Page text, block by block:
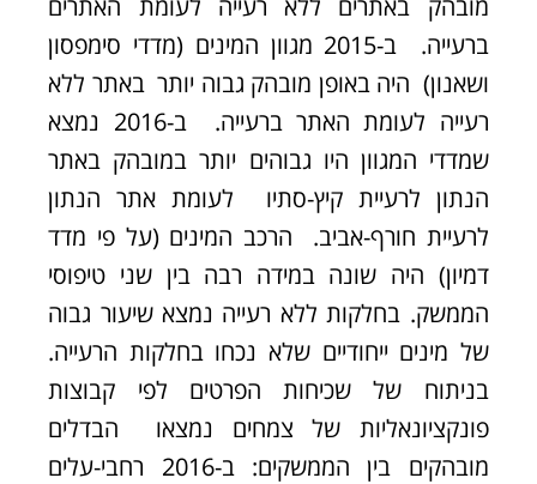
ברעייה. ב-2015 מגוון המינים (מדדי סימפסון
ושאנון) היה באופן מובהק גבוה יותר באתר ללא
רעייה לעומת האתר ברעייה. ב-2016 נמצא
שמדדי המגוון היו גבוהים יותר במובהק באתר
הנתון לרעיית קיץ-סתיו לעומת אתר הנתון
לרעיית חורף-אביב. הרכב המינים (על פי מדד
דמיון) היה שונה במידה רבה בין שני טיפוסי
הממשק. בחלקות ללא רעייה נמצא שיעור גבוה
של מינים ייחודיים שלא נכחו בחלקות הרעייה.
בניתוח של שכיחות הפרטים לפי קבוצות
פונקציונאליות של צמחים נמצאו הבדלים
מובהקים בין הממשקים: ב-2016 רחבי-עלים